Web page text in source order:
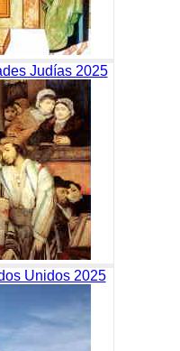
Judías 2025
Unidos 2025